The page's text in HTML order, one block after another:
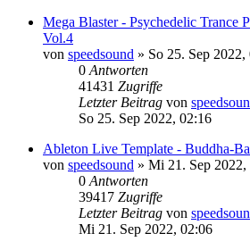
Mega Blaster - Psychedelic Trance
Vol.4
von speedsound » So 25. Sep 2022,
0 Antworten
41431 Zugriffe
Letzter Beitrag von
So 25. Sep 2022, 02:16
Ableton Live Template - Buddha-
von speedsound » Mi 21. Sep 2022,
0 Antworten
39417 Zugriffe
Letzter Beitrag von
Mi 21. Sep 2022, 02:06